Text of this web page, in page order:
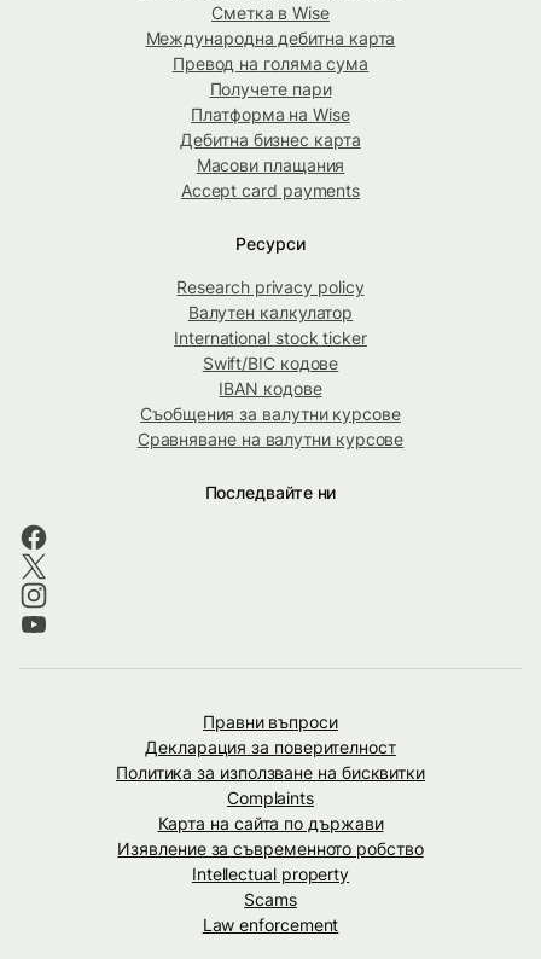
Сметка в Wise
Международна дебитна карта
Превод на голяма сума
Получете пари
Платформа на Wise
Дебитна бизнес карта
Масови плащания
Accept card payments
Ресурси
Research privacy policy
Валутен калкулатор
International stock ticker
Swift/BIC кодове
IBAN кодове
Съобщения за валутни курсове
Сравняване на валутни курсове
Последвайте ни
Правни въпроси
Декларация за поверителност
Политика за използване на бисквитки
Complaints
Карта на сайта по държави
Изявление за съвременното робство
Intellectual property
Scams
Law enforcement